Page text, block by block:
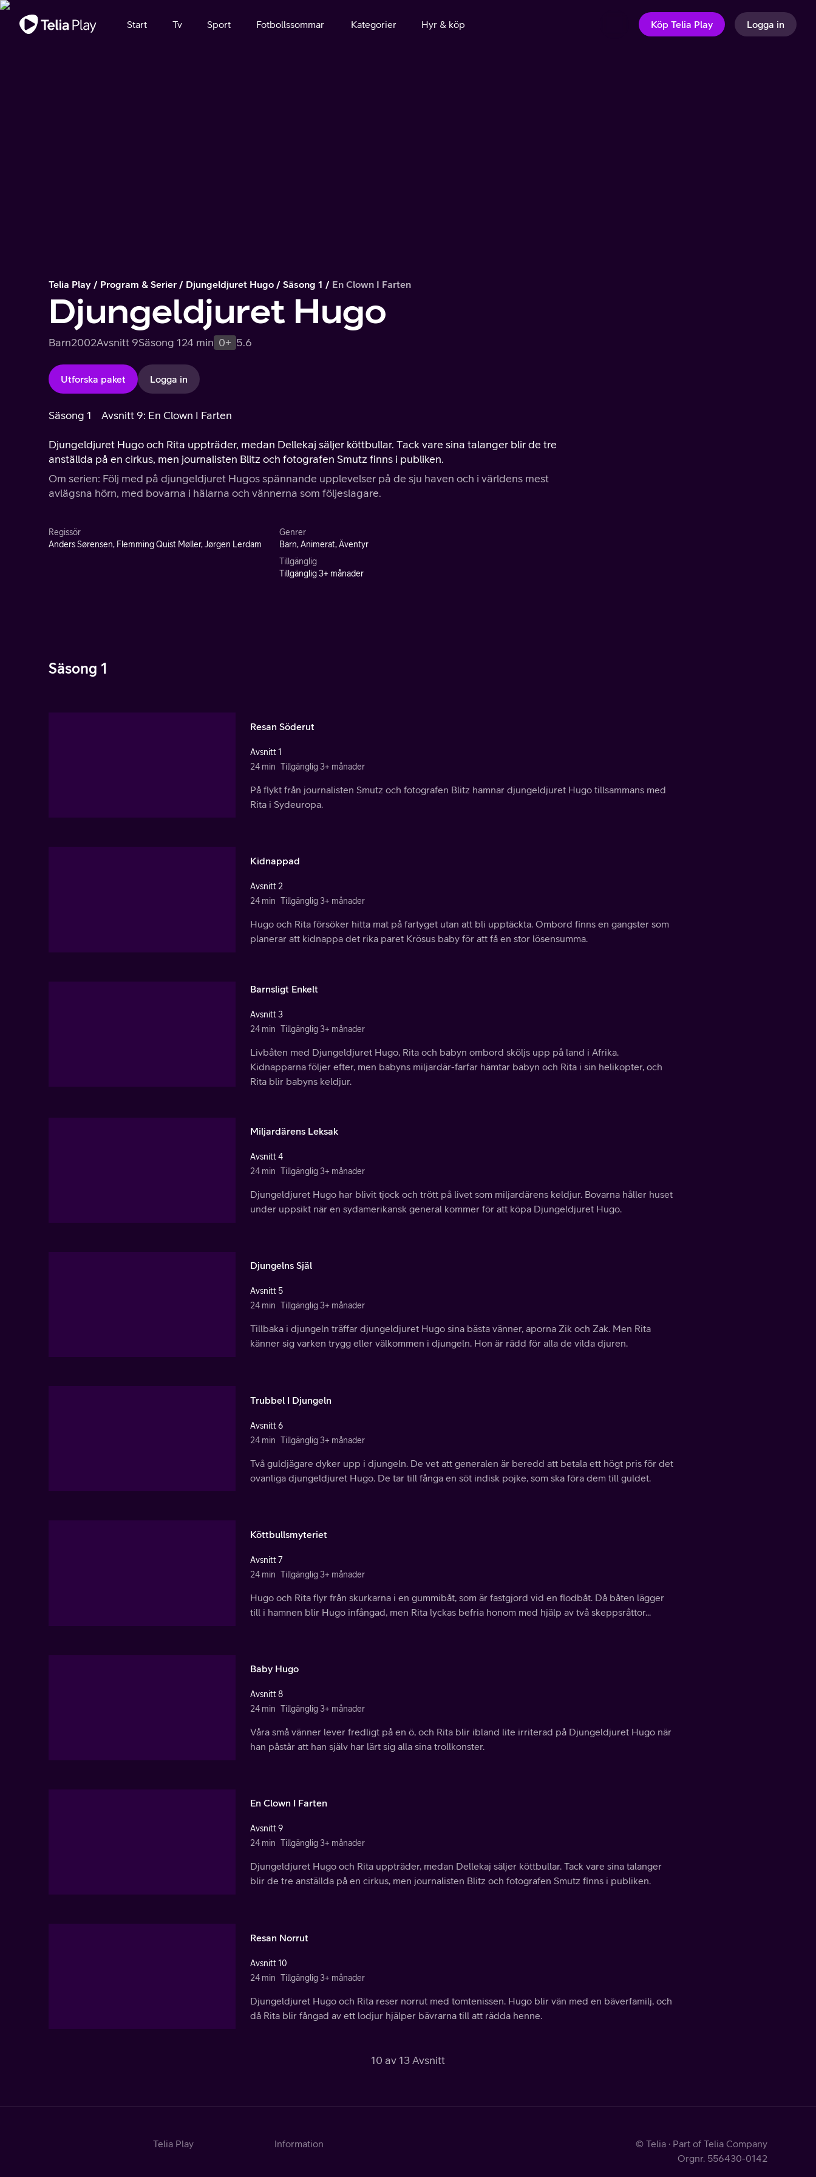
Viktigt meddelande
Start Tv Sport Fotbollssommar Kategorier Hyr & köp Köp Telia Play Logga in
Telia Play Program & Serier Djungeldjuret Hugo Säsong 1 En Clown I Farten
Djungeldjuret Hugo
Barn2002Avsnitt 9Säsong 124 min 0+ 5.6
Utforska paket Logga in
Säsong 1 Avsnitt 9: En Clown I Farten
Djungeldjuret Hugo och Rita uppträder, medan Dellekaj säljer köttbullar. Tack vare sina talanger blir de tre
anställda på en cirkus, men journalisten Blitz och fotografen Smutz finns i publiken.
Om serien: Följ med på djungeldjuret Hugos spännande upplevelser på de sju haven och i världens mest
avlägsna hörn, med bovarna i hälarna och vännerna som följeslagare.
Regissör
Anders Sørensen, Flemming Quist Møller, Jørgen Lerdam
Genrer
Barn, Animerat, Äventyr
Tillgänglig
Tillgänglig 3+ månader
Säsong 1
Resan Söderut
Avsnitt 1
24 min Tillgänglig 3+ månader
På flykt från journalisten Smutz och fotografen Blitz hamnar djungeldjuret Hugo tillsammans med
Rita i Sydeuropa.
Kidnappad
Avsnitt 2
24 min Tillgänglig 3+ månader
Hugo och Rita försöker hitta mat på fartyget utan att bli upptäckta. Ombord finns en gangster som
planerar att kidnappa det rika paret Krösus baby för att få en stor lösensumma.
Barnsligt Enkelt
Avsnitt 3
24 min Tillgänglig 3+ månader
Livbåten med Djungeldjuret Hugo, Rita och babyn ombord sköljs upp på land i Afrika.
Kidnapparna följer efter, men babyns miljardär-farfar hämtar babyn och Rita i sin helikopter, och
Rita blir babyns keldjur.
Miljardärens Leksak
Avsnitt 4
24 min Tillgänglig 3+ månader
Djungeldjuret Hugo har blivit tjock och trött på livet som miljardärens keldjur. Bovarna håller huset
under uppsikt när en sydamerikansk general kommer för att köpa Djungeldjuret Hugo.
Djungelns Själ
Avsnitt 5
24 min Tillgänglig 3+ månader
Tillbaka i djungeln träffar djungeldjuret Hugo sina bästa vänner, aporna Zik och Zak. Men Rita
känner sig varken trygg eller välkommen i djungeln. Hon är rädd för alla de vilda djuren.
Trubbel I Djungeln
Avsnitt 6
24 min Tillgänglig 3+ månader
Två guldjägare dyker upp i djungeln. De vet att generalen är beredd att betala ett högt pris för det
ovanliga djungeldjuret Hugo. De tar till fånga en söt indisk pojke, som ska föra dem till guldet.
Köttbullsmyteriet
Avsnitt 7
24 min Tillgänglig 3+ månader
Hugo och Rita flyr från skurkarna i en gummibåt, som är fastgjord vid en flodbåt. Då båten lägger
till i hamnen blir Hugo infångad, men Rita lyckas befria honom med hjälp av två skeppsråttor...
Baby Hugo
Avsnitt 8
24 min Tillgänglig 3+ månader
Våra små vänner lever fredligt på en ö, och Rita blir ibland lite irriterad på Djungeldjuret Hugo när
han påstår att han själv har lärt sig alla sina trollkonster.
En Clown I Farten
Avsnitt 9
24 min Tillgänglig 3+ månader
Djungeldjuret Hugo och Rita uppträder, medan Dellekaj säljer köttbullar. Tack vare sina talanger
blir de tre anställda på en cirkus, men journalisten Blitz och fotografen Smutz finns i publiken.
Resan Norrut
Avsnitt 10
24 min Tillgänglig 3+ månader
Djungeldjuret Hugo och Rita reser norrut med tomtenissen. Hugo blir vän med en bäverfamilj, och
då Rita blir fångad av ett lodjur hjälper bävrarna till att rädda henne.
10 av 13 Avsnitt
Telia Play
Information
© Telia · Part of Telia Company
Orgnr. 556430-0142